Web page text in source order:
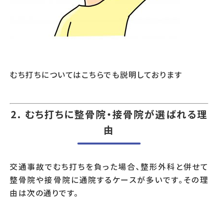
むち打ちについてはこちらでも説明しております
2. むち打ちに整骨院・接骨院が選ばれる理
由
交通事故でむち打ちを負った場合、整形外科と併せて
整骨院や接骨院に通院するケースが多いです。その理
由は次の通りです。